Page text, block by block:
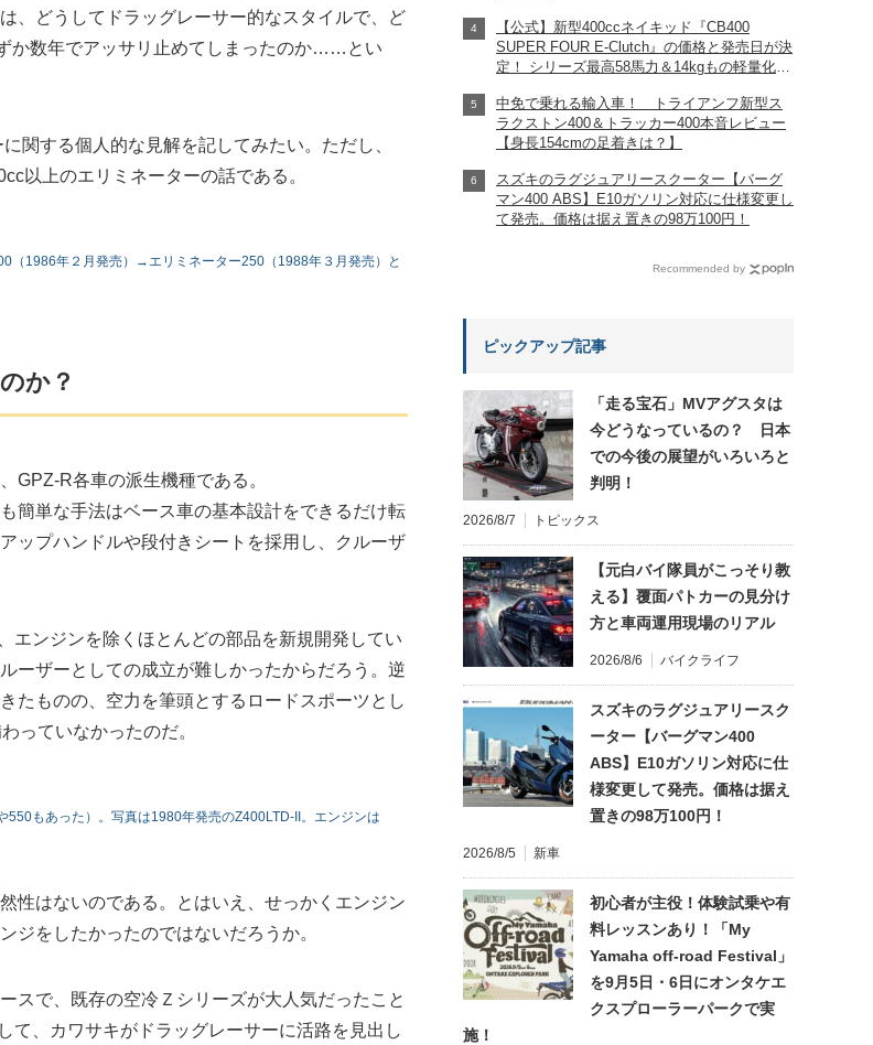
、どうしてドラッグレーサー的なスタイルで、ど
か数年でアッサリ止めてしまったのか……とい
関する個人的な見解を記してみたい。ただし、
以上のエリミネーターの話である。
（1986年２月発売）→エリミネーター250（1988年３月発売）と
か？
GPZ-R各車の派生機種である。
簡単な手法はベース車の基本設計をできるだけ転
ップハンドルや段付きシートを採用し、クルーザ
エンジンを除くほとんどの部品を新規開発してい
ーザーとしての成立が難しかったからだろう。逆
たものの、空力を筆頭とするロードスポーツとし
っていなかったのだ。
もあった）。写真は1980年発売のZ400LTD-II。エンジンは
性はないのである。とはいえ、せっかくエンジン
ジをしたかったのではないだろうか。
スで、既存の空冷Ｚシリーズが大人気だったこと
て、カワサキがドラッグレーサーに活路を見出し
【公式】新型400ccネイキッド『CB400
SUPER FOUR E-Clutch』の価格と発売日が決
定！ シリーズ最高58馬力＆14kgもの軽量化!?
【Honda2026新車ニュース】
中免で乗れる輸入車！ トライアンフ新型ス
ラクストン400＆トラッカー400本音レビュー
【身長154cmの足着きは？】
スズキのラグジュアリースクーター【バーグ
マン400 ABS】E10ガソリン対応に仕様変更し
て発売。価格は据え置きの98万100円！
Recommended by
ピックアップ記事
「走る宝石」MVアグスタは
今どうなっているの？ 日本
での今後の展望がいろいろと
判明！
2026/8/7 トピックス
【元白バイ隊員がこっそり教
える】覆面パトカーの見分け
方と車両運用現場のリアル
2026/8/6 バイクライフ
スズキのラグジュアリースク
ーター【バーグマン400
ABS】E10ガソリン対応に仕
様変更して発売。価格は据え
置きの98万100円！
2026/8/5 新車
初心者が主役！体験試乗や有
料レッスンあり！「My
Yamaha off-road Festival」
を9月5日・6日にオンタケエ
クスプローラーパークで実
施！